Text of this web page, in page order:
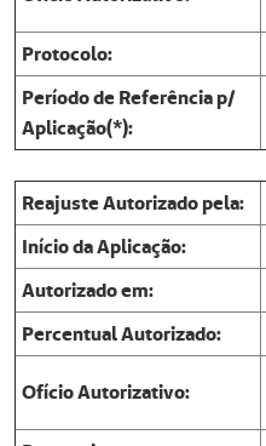
Protocolo:
Período de Referência p/
Aplicação(*):
Reajuste Autorizado pela:
Início da Aplicação:
Autorizado em:
Percentual Autorizado:
Ofício Autorizativo: